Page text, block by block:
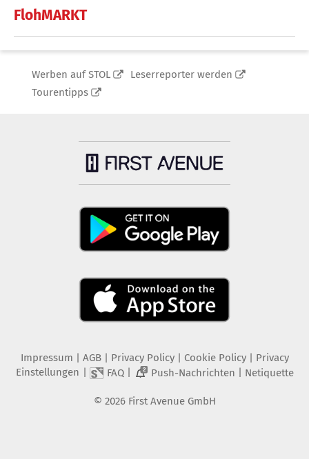
FlohMARKT
Werben auf STOL
Leserreporter werden
Tourentipps
Impressum AGB Privacy Policy| Cookie Policy| Privacy
Einstellungen
FAQ| 2 Push-Nachrichten Netiquette
© 2026 First Avenue GmbH